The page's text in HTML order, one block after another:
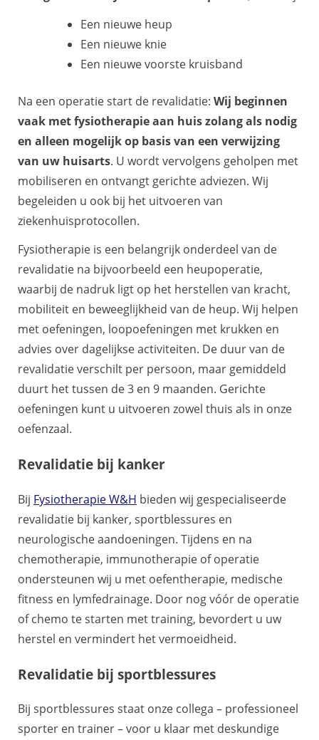
Een nieuwe heup
Een nieuwe knie
Een nieuwe voorste kruisband
Na een operatie start de revalidatie: Wij beginnen
vaak met fysiotherapie aan huis zolang als nodig
en alleen mogelijk op basis van een verwijzing
van uw huisarts. U wordt vervolgens geholpen met
mobiliseren en ontvangt gerichte adviezen. Wij
begeleiden u ook bij het uitvoeren van
ziekenhuisprotocollen.
Fysiotherapie is een belangrijk onderdeel van de
revalidatie na bijvoorbeeld een heupoperatie,
waarbij de nadruk ligt op het herstellen van kracht,
mobiliteit en beweeglijkheid van de heup. Wij helpen
met oefeningen, loopoefeningen met krukken en
advies over dagelijkse activiteiten. De duur van de
revalidatie verschilt per persoon, maar gemiddeld
duurt het tussen de 3 en 9 maanden. Gerichte
oefeningen kunt u uitvoeren zowel thuis als in onze
oefenzaal.
Revalidatie bij kanker
Bij Fysiotherapie W&H bieden wij gespecialiseerde
revalidatie bij kanker, sportblessures en
neurologische aandoeningen. Tijdens en na
chemotherapie, immunotherapie of operatie
ondersteunen wij u met oefentherapie, medische
fitness en lymfedrainage. Door nog vóór de operatie
of chemo te starten met training, bevordert u uw
herstel en vermindert het vermoeidheid.
Revalidatie bij sportblessures
Bij sportblessures staat onze collega – professioneel
sporter en trainer – voor u klaar met deskundige